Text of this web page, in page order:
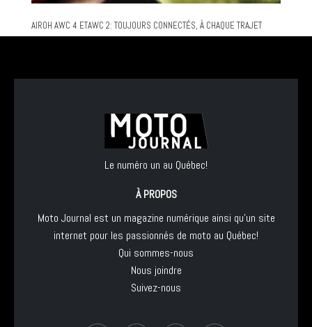
AIROH AWC 4 ETAWC 2: TOUJOURS CONNECTÉS, À CHAQUE TRAJET
Le numéro un au Québec!
À PROPOS
Moto Journal est un magazine numérique ainsi qu'un site
internet pour les passionnés de moto au Québec!
Qui sommes-nous
Nous joindre
Suivez-nous